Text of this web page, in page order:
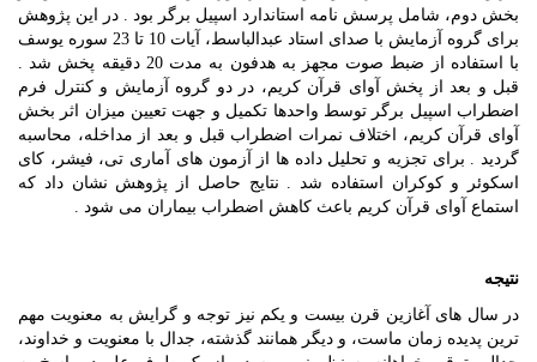
بخش دوم، شامل پرسش نامه استاندارد اسپیل برگر بود . در این پژوهش
برای گروه آزمایش با صدای استاد عبدالباسط، آیات 10 تا 23 سوره یوسف
با استفاده از ضبط صوت مجهز به هدفون به مدت 20 دقیقه پخش شد .
قبل و بعد از پخش آوای قرآن کریم، در دو گروه آزمایش و کنترل فرم
اضطراب اسپیل برگر توسط واحدها تکمیل و جهت تعیین میزان اثر بخش
آوای قرآن کریم، اختلاف نمرات اضطراب قبل و بعد از مداخله، محاسبه
گردید . برای تجزیه و تحلیل داده ها از آزمون های آماری تی، فیشر، کای
اسکوئر و کوکران استفاده شد . نتایج حاصل از پژوهش نشان داد که
استماع آوای قرآن کریم باعث کاهش اضطراب بیماران می شود .
نتیجه
در سال های آغازین قرن بیست و یکم نیز توجه و گرایش به معنویت مهم
ترین پدیده زمان ماست، و دیگر همانند گذشته، جدال با معنویت و خداوند،